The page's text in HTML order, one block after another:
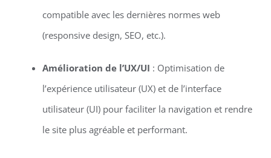
compatible avec les dernières normes web
(responsive design, SEO, etc.).
Amélioration de l’UX/UI : Optimisation de
l’expérience utilisateur (UX) et de l’interface
utilisateur (UI) pour faciliter la navigation et rendre
le site plus agréable et performant.